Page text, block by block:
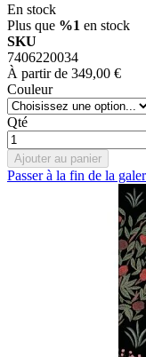
En stock
Plus que %1 en stock
SKU
7406220034
À partir de 349,00 €
Couleur
Qté
Ajouter au panier
Passer à la fin de la